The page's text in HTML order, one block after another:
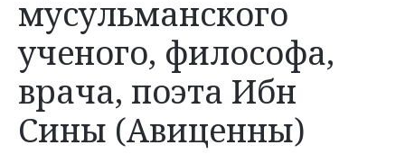
мусульманского
ученого, философа,
врача, поэта Ибн
Сины (Авиценны)